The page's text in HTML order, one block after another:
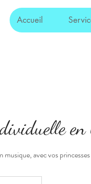
Accueil
avec vos